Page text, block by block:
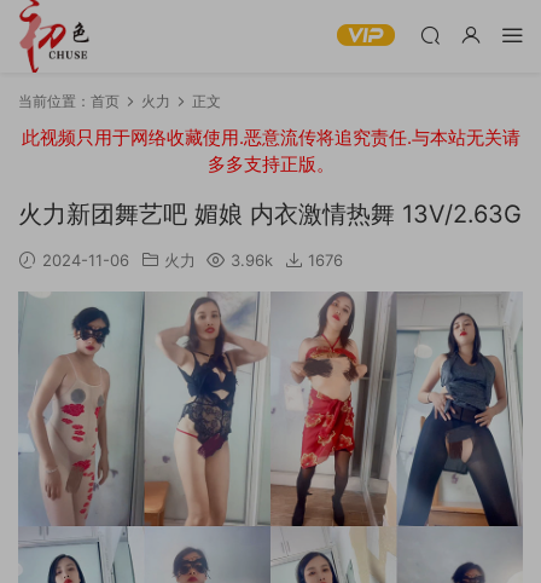
当前位置： 首页 火力 正文
此视频只用于网络收藏使用.恶意流传将追究责任.与本站无关请
多多支持正版。
火力新团舞艺吧 媚娘 内衣激情热舞 13V/2.63G
2024-11-06 火力 3.96k 1676